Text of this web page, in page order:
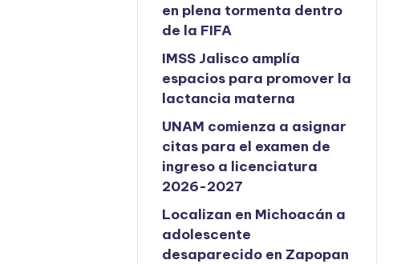
en plena tormenta dentro
de la FIFA
IMSS Jalisco amplía
espacios para promover la
lactancia materna
UNAM comienza a asignar
citas para el examen de
ingreso a licenciatura
2026-2027
Localizan en Michoacán a
adolescente
desaparecido en Zapopan